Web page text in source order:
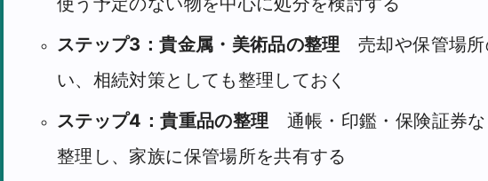
ステップ3：貴金属・美術品の整理 売却や保管場所
い、相続対策としても整理しておく
ステップ4：貴重品の整理 通帳・印鑑・保険証券な
整理し、家族に保管場所を共有する